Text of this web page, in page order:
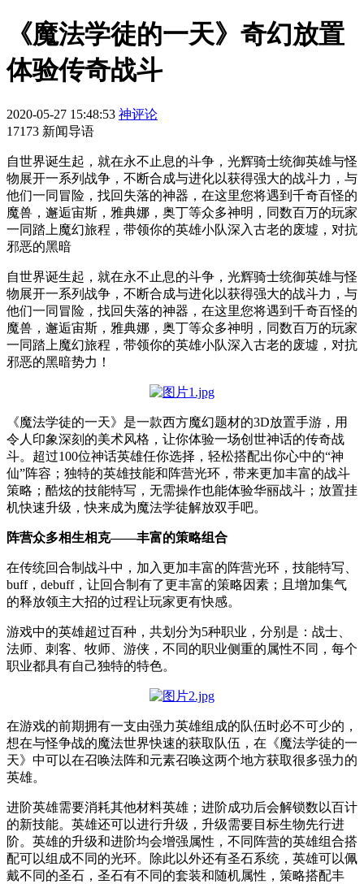
《魔法学徒的一天》奇幻放置
体验传奇战斗
2020-05-27 15:48:53 神评论
17173 新闻导语
自世界诞生起，就在永不止息的斗争，光辉骑士统御英雄与怪
物展开一系列战争，不断合成与进化以获得强大的战斗力，与
他们一同冒险，找回失落的神器，在这里您将遇到千奇百怪的
魔兽，邂逅宙斯，雅典娜，奥丁等众多神明，同数百万的玩家
一同踏上魔幻旅程，带领你的英雄小队深入古老的废墟，对抗
邪恶的黑暗
自世界诞生起，就在永不止息的斗争，光辉骑士统御英雄与怪
物展开一系列战争，不断合成与进化以获得强大的战斗力，与
他们一同冒险，找回失落的神器，在这里您将遇到千奇百怪的
魔兽，邂逅宙斯，雅典娜，奥丁等众多神明，同数百万的玩家
一同踏上魔幻旅程，带领你的英雄小队深入古老的废墟，对抗
邪恶的黑暗势力！
《魔法学徒的一天》是一款西方魔幻题材的3D放置手游，用
令人印象深刻的美术风格，让你体验一场创世神话的传奇战
斗。超过100位神话英雄任你选择，轻松搭配出你心中的“神
仙”阵容；独特的英雄技能和阵营光环，带来更加丰富的战斗
策略；酷炫的技能特写，无需操作也能体验华丽战斗；放置挂
机快速升级，快来成为魔法学徒解放双手吧。
阵营众多相生相克——丰富的策略组合
在传统回合制战斗中，加入更加丰富的阵营光环，技能特写、
buff，debuff，让回合制有了更丰富的策略因素；且增加集气
的释放领主大招的过程让玩家更有快感。
游戏中的英雄超过百种，共划分为5种职业，分别是：战士、
法师、刺客、牧师、游侠，不同的职业侧重的属性不同，每个
职业都具有自己独特的特色。
在游戏的前期拥有一支由强力英雄组成的队伍时必不可少的，
想在与怪争战的魔法世界快速的获取队伍，在《魔法学徒的一
天》中可以在召唤法阵和元素召唤这两个地方获取很多强力的
英雄。
进阶英雄需要消耗其他材料英雄；进阶成功后会解锁数以百计
的新技能。英雄还可以进行升级，升级需要目标生物先行进
阶。英雄的升级和进阶均会增强属性，不同阵营的英雄组合搭
配可以组成不同的光环。除此以外还有圣石系统，英雄可以佩
戴不同的圣石，圣石有不同的套装和随机属性，策略搭配丰